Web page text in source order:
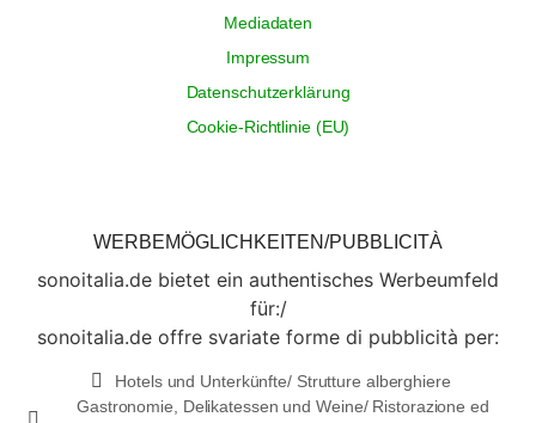
Mediadaten
Impressum
Datenschutzerklärung
Cookie-Richtlinie (EU)
WERBEMÖGLICHKEITEN/PUBBLICITÀ
sonoitalia.de bietet ein authentisches Werbeumfeld
für:/
sonoitalia.de offre svariate forme di pubblicità per:
Hotels und Unterkünfte/ Strutture alberghiere
Gastronomie, Delikatessen und Weine/ Ristorazione ed